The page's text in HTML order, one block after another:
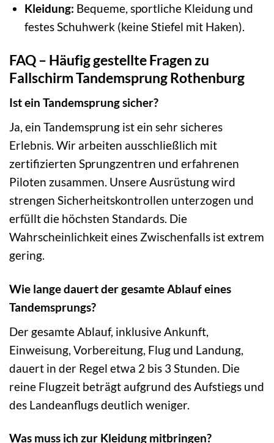
Kleidung: Bequeme, sportliche Kleidung und
festes Schuhwerk (keine Stiefel mit Haken).
FAQ – Häufig gestellte Fragen zu
Fallschirm Tandemsprung Rothenburg
Ist ein Tandemsprung sicher?
Ja, ein Tandemsprung ist ein sehr sicheres
Erlebnis. Wir arbeiten ausschließlich mit
zertifizierten Sprungzentren und erfahrenen
Piloten zusammen. Unsere Ausrüstung wird
strengen Sicherheitskontrollen unterzogen und
erfüllt die höchsten Standards. Die
Wahrscheinlichkeit eines Zwischenfalls ist extrem
gering.
Wie lange dauert der gesamte Ablauf eines
Tandemsprungs?
Der gesamte Ablauf, inklusive Ankunft,
Einweisung, Vorbereitung, Flug und Landung,
dauert in der Regel etwa 2 bis 3 Stunden. Die
reine Flugzeit beträgt aufgrund des Aufstiegs und
des Landeanflugs deutlich weniger.
Was muss ich zur Kleidung mitbringen?